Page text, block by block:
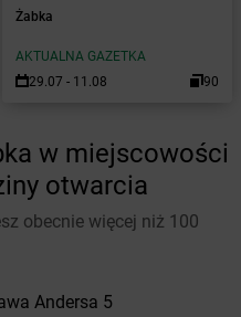
Żabka
AKTUALNA GAZETKA
29.07 - 11.08
90
w miejscowości
otwarcia
obecnie więcej niż 100
Andersa 5